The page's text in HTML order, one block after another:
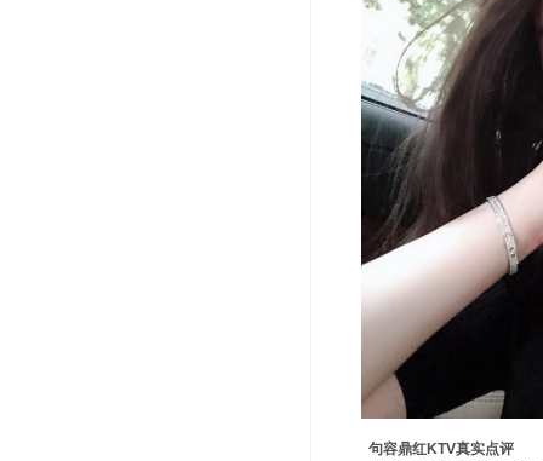
句容鼎红KTV真实点评